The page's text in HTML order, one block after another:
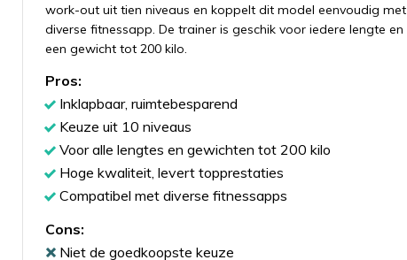
work-out uit tien niveaus en koppelt dit model eenvoudig met
diverse fitnessapp. De trainer is geschik voor iedere lengte en
een gewicht tot 200 kilo.
Pros:
Inklapbaar, ruimtebesparend
Keuze uit 10 niveaus
Voor alle lengtes en gewichten tot 200 kilo
Hoge kwaliteit, levert topprestaties
Compatibel met diverse fitnessapps
Cons:
Niet de goedkoopste keuze